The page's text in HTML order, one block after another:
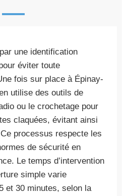
une identification
éviter toute
fois sur place à Épinay-
utilise des outils de
ou le crochetage pour
claquées, évitant ainsi
processus respecte les
de sécurité en
Le temps d’intervention
simple varie
et 30 minutes, selon la